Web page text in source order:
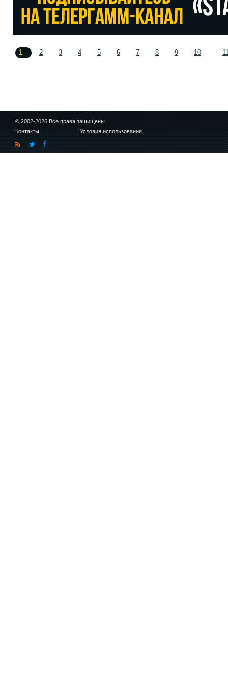
1 2 3 4 5 6 7 8 9 10
© 2002-2026 Все права защищены
Контакты
Условия использования